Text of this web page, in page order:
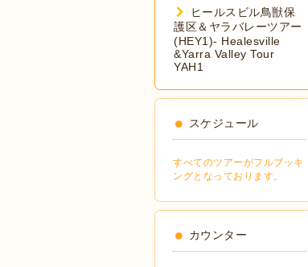
ヒールスビル鳥獣保
護区＆ヤラバレーツアー
(HEY1)- Healesville
&Yarra Valley Tour
YAH1
スケジュール
すべてのツアーがフルブッキ
ングとなっております。
カウンター